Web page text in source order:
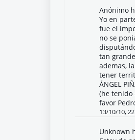
Anónimo
Yo en
fue el
no se
tan
ademas,
tener
ÁNGEL
(he tenido
favor
13/10/10,
Unknown